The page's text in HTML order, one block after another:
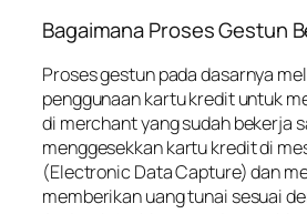
Bagaimana Proses Gestun
Proses gestun pada dasarnya
penggunaan kartu kredit untuk
di merchant yang sudah bekerja
menggesekkan kartu kredit di
(Electronic Data Capture) dan
memberikan uang tunai sesuai